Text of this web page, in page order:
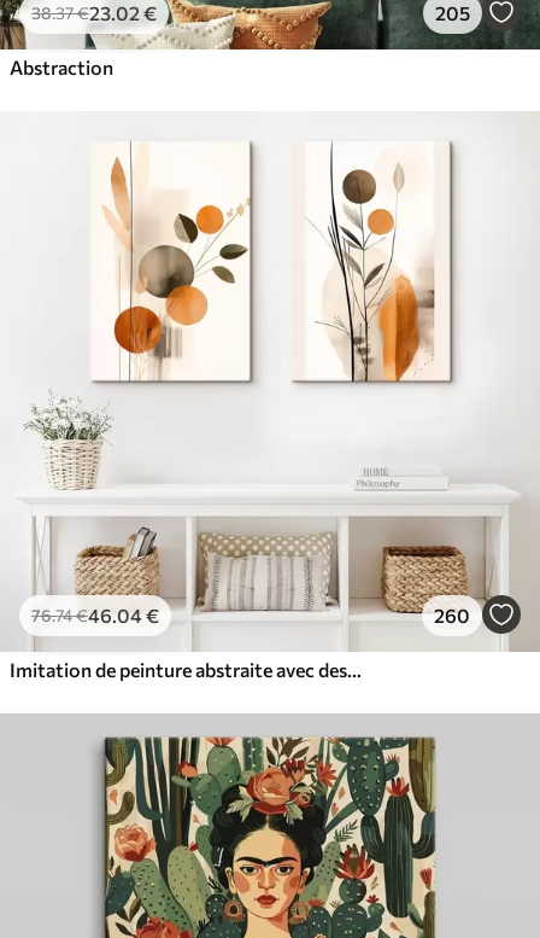
38.37€23.02 € 205
Abstraction
76.74€46.04€ 260
Imitation de peinture abstraite avec des cercles orange et gris, des feuilles et des branches, style moderne, effet aquarelle